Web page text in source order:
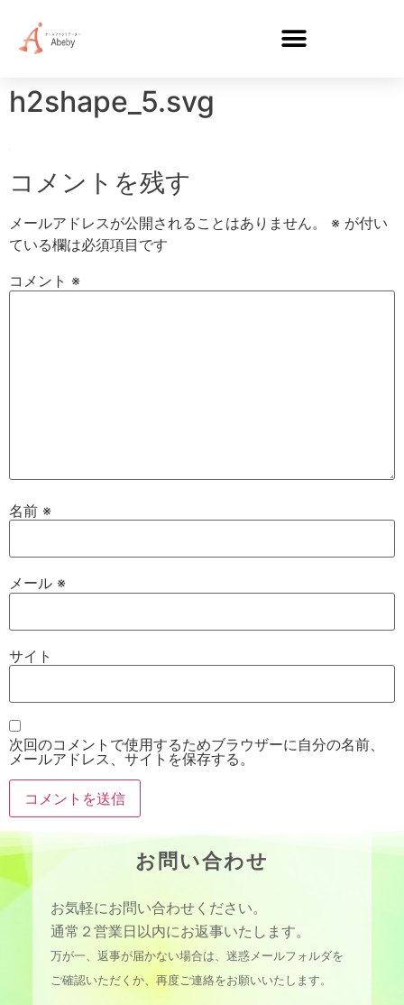
h2shape_5.svg
コメントを残す
メールアドレスが公開されることはありません。 ※ が付い
ている欄は必須項目です
コメント ※
名前 ※
メール ※
サイト
次回のコメントで使用するためブラウザーに自分の名前、
メールアドレス、サイトを保存する。
お問い合わせ
お気軽にお問い合わせください。
通常２営業日以内にお返事いたします。
万が一、返事が届かない場合は、迷惑メールフォルダを
ご確認いただくか、再度ご連絡をお願いいたします。